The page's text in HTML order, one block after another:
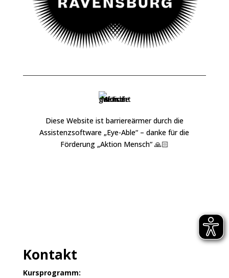
Diese Website ist barriereärmer durch die
Assistenzsoftware „Eye-Able“ – danke für die
Förderung „Aktion Mensch“ 🙏🏻
Kontakt
Kursprogramm: